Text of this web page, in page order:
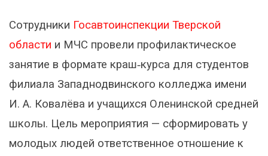
Сотрудники Госавтоинспекции Тверской
области и МЧС провели профилактическое
занятие в формате краш‑курса для студентов
филиала Западнодвинского колледжа имени
И. А. Ковалёва и учащихся Оленинской средней
школы. Цель мероприятия — сформировать у
молодых людей ответственное отношение к